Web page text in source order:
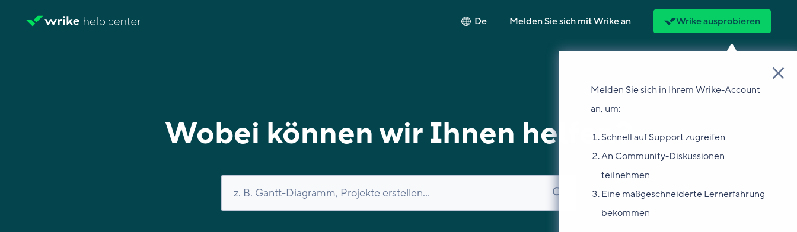
De Melden Sie sich mit Wrike an Wrike ausprobieren
Melden Sie sich in Ihrem Wrike-Account
an, um:
Schnell auf Support zugreifen
An Community-Diskussionen
teilnehmen
Eine maßgeschneiderte Lernerfahrung
bekommen
Wobei können wir Ihnen helfen?